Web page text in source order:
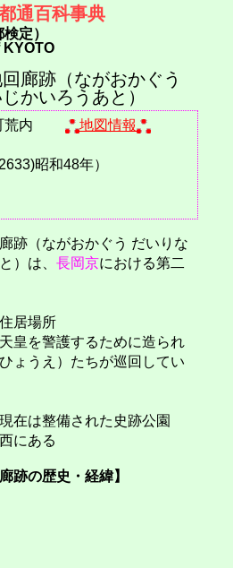
通百科事典
定）
廊跡（ながおかぐう
かいろうあと）
町荒内 地図情報
昭和48年）
跡（ながおかぐう だいりな
）は、 長岡京における第二
居場所
皇を警護するために造られ
ょうえ）たちが巡回してい
在は整備された史跡公園
にある
跡の歴史・経緯】